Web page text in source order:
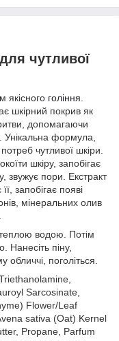
чутливої
якісного гоління
шкірний покрив як
допомагаючи
Унікальна формула,
чутливої шкіри.
шкіру, запобігає
звужує пори. Екстракт
запобігає появі
мінеральних олив
водою. Потім
Нанесіть піну,
поголіться.
Sarcosinate,
Flower/Leaf
sativa (Oat) Kernel
Propane, Parfum